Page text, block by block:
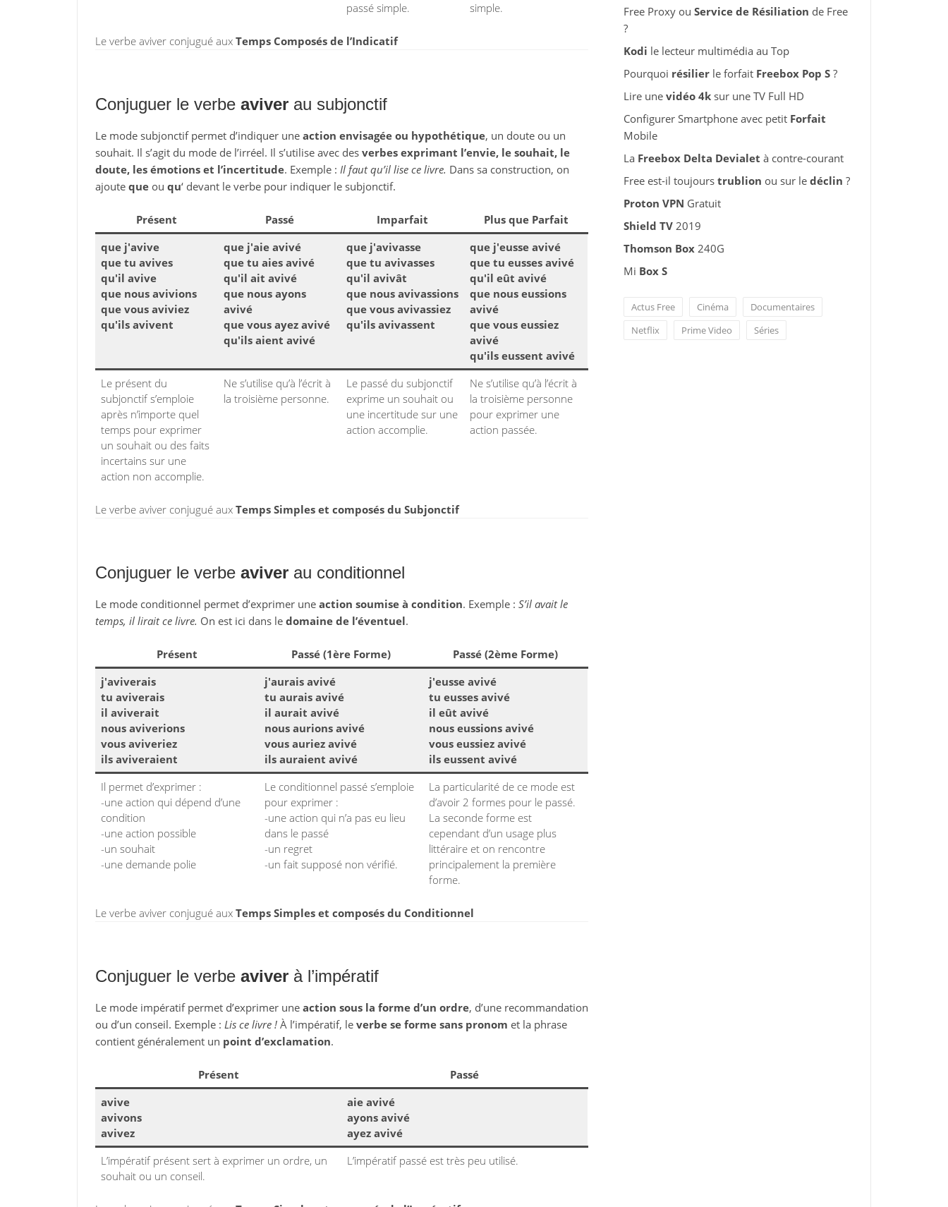
passé simple.
simple.
Le verbe aviver conjugué aux Temps Composés de l’Indicatif
Conjuguer le verbe aviverau subjonctif
Le mode subjonctif permet d’indiquer une action envisagée ou hypothétique, un doute ou un
souhait. Il s’agit du mode de l’irréel. Il s’utilise avec des verbes exprimant l’envie, le souhait, le
doute, les émotions et l’incertitude. Exemple : Il faut qu’il lise ce livre. Dans sa construction, on
ajoute queou qu‘ devant le verbe pour indiquer le subjonctif.
Présent Passé Imparfait
Plus que Parfait
que j'avive
que tu avives
qu'il avive
que nous avivions
que vous aviviez
qu'ils avivent
que j'aie avivé
que tu aies avivé
qu'il ait avivé
que nous ayons
avivé
que vous ayez avivé
qu'ils aient avivé
que j'avivasse
que tu avivasses
qu'il avivât
que nous avivassions
que vous avivassiez
qu'ils avivassent
que j'eusse avivé
que tu eusses avivé
qu'il eût avivé
que nous eussions
avivé
que vous eussiez
avivé
qu'ils eussent avivé
Le présent du
subjonctif s’emploie
après n’importe quel
temps pour exprimer
un souhait ou des faits
incertains sur une
action non accomplie.
Ne s’utilise qu’à l’écrit à
la troisième personne.
Le passé du subjonctif
exprime un souhait ou
une incertitude sur une
action accomplie.
Ne s’utilise qu’à l’écrit à
la troisième personne
pour exprimer une
action passée.
Le verbe aviver conjugué aux Temps Simples et composés du Subjonctif
Conjuguer le verbe aviverau conditionnel
Le mode conditionnel permet d’exprimer une action soumise à condition. Exemple : S’il avait le
temps, il lirait ce livre. On est ici dans le domaine de l’éventuel.
Présent Passé (1ère Forme)
Passé (2ème Forme)
j'aviverais
tu aviverais
il aviverait
nous aviverions
vous aviveriez
ils aviveraient
j'aurais avivé
tu aurais avivé
il aurait avivé
nous aurions avivé
vous auriez avivé
ils auraient avivé
j'eusse avivé
tu eusses avivé
il eût avivé
nous eussions avivé
vous eussiez avivé
ils eussent avivé
Il permet d’exprimer :
-une action qui dépend d’une
condition
-une action possible
-un souhait
-une demande polie
Le conditionnel passé s’emploie
pour exprimer :
-une action qui n’a pas eu lieu
dans le passé
-un regret
-un fait supposé non vérifié.
La particularité de ce mode est
d’avoir 2 formes pour le passé.
La seconde forme est
cependant d’un usage plus
littéraire et on rencontre
principalement la première
forme.
Le verbe aviver conjugué aux Temps Simples et composés du Conditionnel
Conjuguer le verbe aviverà l’impératif
Le mode impératif permet d’exprimer une action sous la forme d’un ordre, d’une recommandation
ou d’un conseil. Exemple : Lis ce livre !À l’impératif, le verbe se forme sans pronom et la phrase
contient généralement un point d’exclamation.
Présent
Passé
avive
avivons
avivez
aie avivé
ayons avivé
ayez avivé
L’impératif présent sert à exprimer un ordre, un
souhait ou un conseil.
L’impératif passé est très peu utilisé.
Free Proxy ou Service de Résiliation de Free
?
Kodi le lecteur multimédia au Top
Pourquoi résilierle forfait Freebox Pop S?
Lire une vidéo 4ksur une TV Full HD
Configurer Smartphone avec petit Forfait
Mobile
La Freebox Delta Devialet à contre-courant
Free est-il toujours trublion ou sur le déclin ?
Proton VPN Gratuit
Shield TV2019
Thomson Box240G
Mi Box S
Actus Free Cinéma
Documentaires
Netflix
Prime Video Séries